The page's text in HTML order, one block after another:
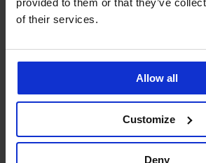
provided to them or that they’ve
of their services.
Allow all
Customize
Deny